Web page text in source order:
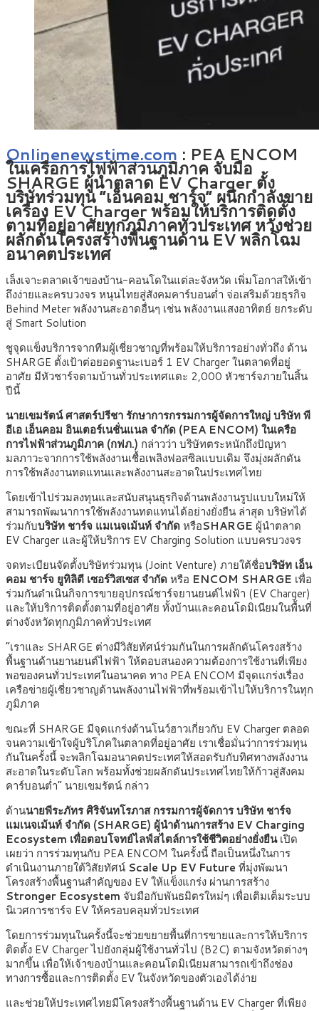
Onlinenewstime.com : PEA ENCOM
ในเครือการไฟฟ้าส่วนภูมิภาค จับมือ
SHARGE ผู้นำตลาด EV Charger ตั้ง
บริษัทร่วมทุน “เอ็นคอม ชาร์จ” ผนึกกำลังขาย
เครื่อง EV Charger พร้อมให้บริการติดตั้ง
ตามที่อยู่อาศัยทุกภูมิภาคทั่วประเทศ หวังช่วย
ผลักดันโครงสร้างพื้นฐานด้าน EV พลิกโฉม
อนาคตประเทศ
เล็งเจาะตลาดเจ้าของบ้าน-คอนโดในแต่ละจังหวัด เพิ่มโอกาสให้เข้า
ถึงง่ายและครบวงจร หนุนไทยสู่สังคมคาร์บอนต่ำ จ่อเสริมด้วยธุรกิจ
Behind Meter พลังงานสะอาดอื่นๆ เช่น พลังงานแสงอาทิตย์ ยกระดับ
สู่ Smart Solution
ชูจุดแข็งบริการจากทีมผู้เชี่ยวชาญที่พร้อมให้บริการอย่างทั่วถึง ด้าน
SHARGE ตั้งเป้าต่อยอดฐานะเบอร์ 1 EV Charger ในตลาดที่อยู่
อาศัย มีหัวชาร์จตามบ้านทั่วประเทศแตะ 2,000 หัวชาร์จภายในสิ้น
ปีนี้
นายเขมรัตน์ ศาสตร์ปรีชา รักษาการกรรมการผู้จัดการใหญ่ บริษัท พี
อีเอ เอ็นคอม อินเตอร์เนชั่นแนล จำกัด (PEA ENCOM) ในเครือ
การไฟฟ้าส่วนภูมิภาค (กฟภ.) กล่าวว่า บริษัทตระหนักถึงปัญหา
มลภาวะจากการใช้พลังงานเชื้อเพลิงฟอสซิลแบบเดิม จึงมุ่งผลักดัน
การใช้พลังงานทดแทนและพลังงานสะอาดในประเทศไทย
โดยเข้าไปร่วมลงทุนและสนับสนุนธุรกิจด้านพลังงานรูปแบบใหม่ให้
สามารถพัฒนาการใช้พลังงานทดแทนได้อย่างยั่งยืน ล่าสุด บริษัทได้
ร่วมกับบริษัท ชาร์จ แมเนจเม้นท์ จำกัดหรือSHARGE ผู้นำตลาด
EV Charger และผู้ให้บริการ EV Charging Solution แบบครบวงจร
จดทะเบียนจัดตั้งบริษัทร่วมทุน (Joint Venture) ภายใต้ชื่อบริษัท เอ็น
คอม ชาร์จ ยูทิลิตี เซอร์วิสเซส จำกัดหรือ ENCOM SHARGE เพื่อ
ร่วมกันดำเนินกิจการขายอุปกรณ์ชาร์จยานยนต์ไฟฟ้า (EV Charger)
และให้บริการติดตั้งตามที่อยู่อาศัย ทั้งบ้านและคอนโดมิเนียมในพื้นที่
ต่างจังหวัดทุกภูมิภาคทั่วประเทศ
“เราและ SHARGE ต่างมีวิสัยทัศน์ร่วมกันในการผลักดันโครงสร้าง
พื้นฐานด้านยานยนต์ไฟฟ้า ให้ตอบสนองความต้องการใช้งานที่เพียง
พอของคนทั่วประเทศในอนาคต ทาง PEA ENCOM มีจุดแกร่งเรื่อง
เครือข่ายผู้เชี่ยวชาญด้านพลังงานไฟฟ้าที่พร้อมเข้าไปให้บริการในทุก
ภูมิภาค
ขณะที่ SHARGE มีจุดแกร่งด้านโนว์ฮาวเกี่ยวกับ EV Charger ตลอด
จนความเข้าใจผู้บริโภคในตลาดที่อยู่อาศัย เราเชื่อมั่นว่าการร่วมทุน
กันในครั้งนี้ จะพลิกโฉมอนาคตประเทศให้สอดรับกับทิศทางพลังงาน
สะอาดในระดับโลก พร้อมทั้งช่วยผลักดันประเทศไทยให้ก้าวสู่สังคม
คาร์บอนต่ำ” นายเขมรัตน์ กล่าว
ด้านนายพีระภัทร ศิริจันทโรภาส กรรมการผู้จัดการ บริษัท ชาร์จ
แมเนจเม้นท์ จำกัด (SHARGE) ผู้นำด้านการสร้าง EV Charging
Ecosystem เพื่อตอบโจทย์ไลฟ์สไตล์การใช้ชีวิตอย่างยั่งยืนเปิด
เผยว่า การร่วมทุนกับ PEA ENCOM ในครั้งนี้ ถือเป็นหนึ่งในการ
ดำเนินงานภายใต้วิสัยทัศน์ Scale Up EV Future ที่มุ่งพัฒนา
โครงสร้างพื้นฐานสำคัญของ EV ให้แข็งแกร่ง ผ่านการสร้าง
Stronger Ecosystem จับมือกับพันธมิตรใหม่ๆ เพื่อเติมเต็มระบบ
นิเวศการชาร์จ EV ให้ครอบคลุมทั่วประเทศ
โดยการร่วมทุนในครั้งนี้จะช่วยขยายพื้นที่การขายและการให้บริการ
ติดตั้ง EV Charger ไปยังกลุ่มผู้ใช้งานทั่วไป (B2C) ตามจังหวัดต่างๆ
มากขึ้น เพื่อให้เจ้าของบ้านและคอนโดมิเนียมสามารถเข้าถึงช่อง
ทางการซื้อและการติดตั้ง EV ในจังหวัดของตัวเองได้ง่าย
และช่วยให้ประเทศไทยมีโครงสร้างพื้นฐานด้าน EV Charger ที่เพียง